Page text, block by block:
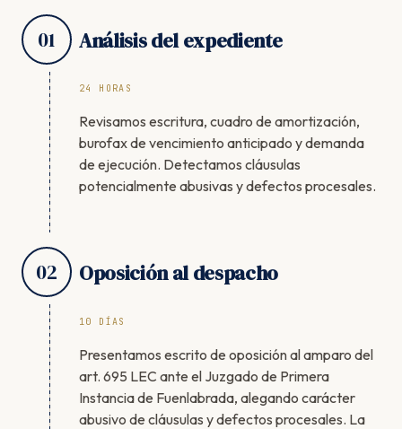
01 Análisis del expediente
24 HORAS
Revisamos escritura, cuadro de amortización,
burofax de vencimiento anticipado y demanda
de ejecución. Detectamos cláusulas
potencialmente abusivas y defectos procesales.
02 Oposición al despacho
10 DÍAS
Presentamos escrito de oposición al amparo del
art. 695 LEC ante el Juzgado de Primera
Instancia de Fuenlabrada, alegando carácter
abusivo de cláusulas y defectos procesales. La